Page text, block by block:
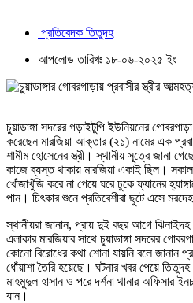
প্রতিবেদক তিতুদহ
আপলোড তারিখঃ ১৮-০৬-২০২৫ ইং
চুয়াডাঙ্গা সদরের গড়াইটুপি ইউনিয়নের
করেছেন মারজিয়া আক্তার (২১) নামের এক
শামীম হোসেনের স্ত্রী। স্থানীয় সূত্রে জানা
কাজে ব্যস্ত থাকায় মারজিয়া একাই ছিল।
খোঁজাখুঁজি করে না পেয়ে ঘরে ঢুকে ফ্যানের
পান। চিৎকার শুনে প্রতিবেশীরা ছুটে এসে
স্থানীয়রা জানান, প্রায় দুই বছর আগে ঝিনাইদহ
এলাকার মারজিয়ার সাথে চুয়াডাঙ্গা সদরের
কোনো বিরোধের কথা শোনা যায়নি বলে জানান
ধোঁয়াশা তৈরি হয়েছে। ঘটনার খবর পেয়ে
মাহমুদুল হাসান ও পরে দর্শনা থানার অফিসার
যান।